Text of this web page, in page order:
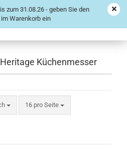
zum 31.08.26 - geben Sie den
im Warenkorb ein
Küchenmesser
16 pro Seite